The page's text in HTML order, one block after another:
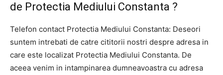
de Protectia Mediului Constanta ?
Telefon contact Protectia Mediului Constanta: Deseori
suntem intrebati de catre cititorii nostri despre adresa in
care este localizat Protectia Mediului Constanta. De
aceea venim in intampinarea dumneavoastra cu adresa